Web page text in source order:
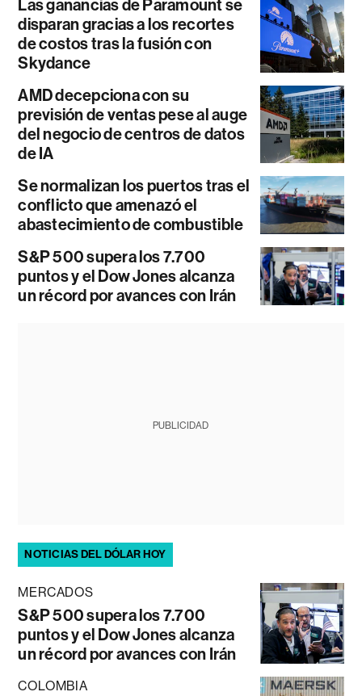
Las ganancias de Paramount se
disparan gracias a los recortes
de costos tras la fusión con
Skydance
AMD decepciona con su
previsión de ventas pese al auge
del negocio de centros de datos
de IA
Se normalizan los puertos tras el
conflicto que amenazó el
abastecimiento de combustible
S&P 500 supera los 7.700
puntos y el Dow Jones alcanza
un récord por avances con Irán
PUBLICIDAD
NOTICIAS DEL DÓLAR HOY
MERCADOS
S&P 500 supera los 7.700
puntos y el Dow Jones alcanza
un récord por avances con Irán
COLOMBIA